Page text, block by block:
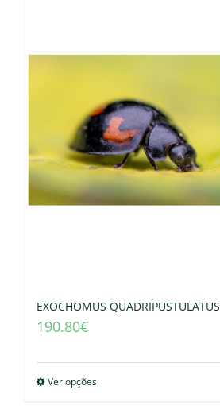
EXOCHOMUS QUADRIPUSTULATUS
190.80€
Ver opções